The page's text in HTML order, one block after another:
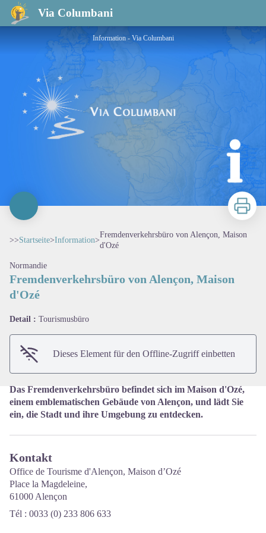
Via Columbani
Fremdenverkehrsbüro von Alençon, Maison d'Ozé
Information - Via Columbani
Zu
>>Startseite>Information>
Fremdenverkehrsbüro von Alençon, Maison
d'Ozé
Normandie
Fremdenverkehrsbüro von Alençon, Maison
d'Ozé
Detail : Tourismusbüro
Dieses Element für den Offline-Zugriff einbetten
Das Fremdenverkehrsbüro befindet sich im Maison d'Ozé,
einem emblematischen Gebäude von Alençon, und lädt Sie
ein, die Stadt und ihre Umgebung zu entdecken.
Kontakt
Office de Tourisme d'Alençon, Maison d’Ozé
Place la Magdeleine,
61000 Alençon
Tél : 0033 (0) 233 806 633